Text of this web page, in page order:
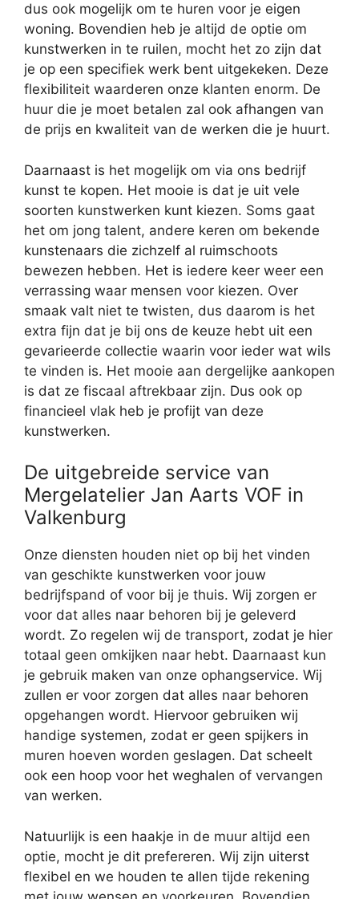
dus ook mogelijk om te huren voor je eigen
woning. Bovendien heb je altijd de optie om
kunstwerken in te ruilen, mocht het zo zijn dat
je op een specifiek werk bent uitgekeken. Deze
flexibiliteit waarderen onze klanten enorm. De
huur die je moet betalen zal ook afhangen van
de prijs en kwaliteit van de werken die je huurt.
Daarnaast is het mogelijk om via ons bedrijf
kunst te kopen. Het mooie is dat je uit vele
soorten kunstwerken kunt kiezen. Soms gaat
het om jong talent, andere keren om bekende
kunstenaars die zichzelf al ruimschoots
bewezen hebben. Het is iedere keer weer een
verrassing waar mensen voor kiezen. Over
smaak valt niet te twisten, dus daarom is het
extra fijn dat je bij ons de keuze hebt uit een
gevarieerde collectie waarin voor ieder wat wils
te vinden is. Het mooie aan dergelijke aankopen
is dat ze fiscaal aftrekbaar zijn. Dus ook op
financieel vlak heb je profijt van deze
kunstwerken.
De uitgebreide service van
Mergelatelier Jan Aarts VOF in
Valkenburg
Onze diensten houden niet op bij het vinden
van geschikte kunstwerken voor jouw
bedrijfspand of voor bij je thuis. Wij zorgen er
voor dat alles naar behoren bij je geleverd
wordt. Zo regelen wij de transport, zodat je hier
totaal geen omkijken naar hebt. Daarnaast kun
je gebruik maken van onze ophangservice. Wij
zullen er voor zorgen dat alles naar behoren
opgehangen wordt. Hiervoor gebruiken wij
handige systemen, zodat er geen spijkers in
muren hoeven worden geslagen. Dat scheelt
ook een hoop voor het weghalen of vervangen
van werken.
Natuurlijk is een haakje in de muur altijd een
optie, mocht je dit prefereren. Wij zijn uiterst
flexibel en we houden te allen tijde rekening